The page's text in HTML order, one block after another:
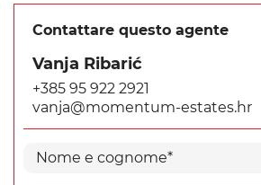
Contattare questo agente
Vanja Ribarić
+385 95 922 2921
vanja@momentum-estates.hr